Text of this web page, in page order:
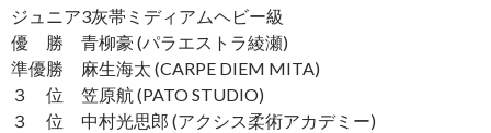
ジュニア3灰帯ミディアムヘビー級
優 勝 青柳豪 (パラエストラ綾瀬)
準優勝 麻生海太 (CARPE DIEM MITA)
３ 位 笠原航 (PATO STUDIO)
３ 位 中村光思郎 (アクシス柔術アカデミー)